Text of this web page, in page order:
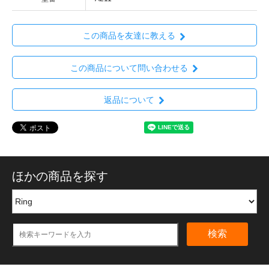
この商品を友達に教える
この商品について問い合わせる
返品について
ほかの商品を探す
検索